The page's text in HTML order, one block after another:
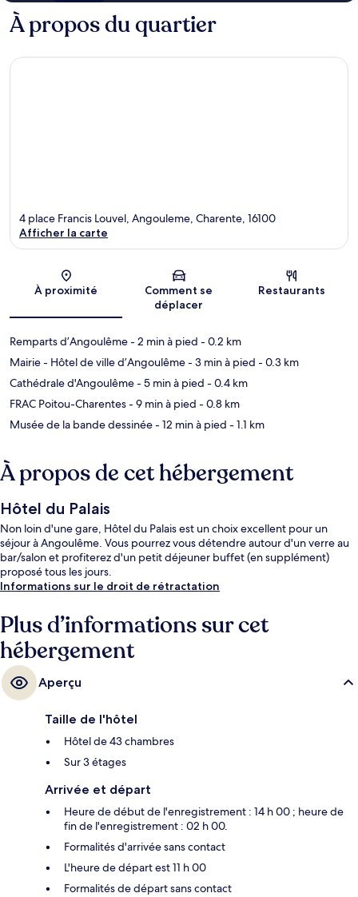
À propos du quartier
Carte
4 place Francis Louvel, Angouleme, Charente, 16100
Afficher la carte
À proximité
Comment se
déplacer
Restaurants
Remparts d’Angoulême- 2 min à pied - 0.2 km
Mairie - Hôtel de ville d’Angoulême- 3 min à pied - 0.3 km
Cathédrale d'Angoulême- 5 min à pied - 0.4 km
FRAC Poitou-Charentes- 9 min à pied - 0.8 km
Musée de la bande dessinée- 12 min à pied - 1.1 km
À propos de cet hébergement
Hôtel du Palais
Non loin d'une gare, Hôtel du Palais est un choix excellent pour un
séjour à Angoulême. Vous pourrez vous détendre autour d'un verre au
bar/salon et profiterez d'un petit déjeuner buffet (en supplément)
proposé tous les jours.
Informations sur le droit de rétractation
Plus d’informations sur cet
hébergement
Aperçu
Taille de l'hôtel
Hôtel de 43 chambres
Sur 3 étages
Arrivée et départ
Heure de début de l'enregistrement : 14 h 00 ; heure de
fin de l'enregistrement : 02 h 00.
Formalités d'arrivée sans contact
L'heure de départ est 11 h 00
Formalités de départ sans contact